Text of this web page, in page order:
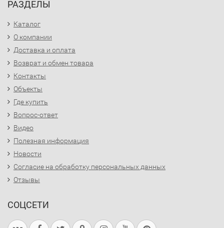
РАЗДЕЛЫ
Каталог
О компании
Доставка и оплата
Возврат и обмен товара
Контакты
Объекты
Где купить
Вопрос-ответ
Видео
Полезная информация
Новости
Согласие на обработку персональных данных
Отзывы
СОЦСЕТИ